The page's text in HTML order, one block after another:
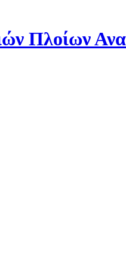
Πλοίων